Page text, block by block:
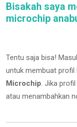
Bisakah saya
microchip
Tentu saja bisa!
untuk membuat
Microchip. Jika profil
atau menambahkan